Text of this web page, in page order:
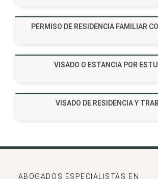
PERMISO DE RESIDENCIA FAMILIAR
VISADO O ESTANCIA POR
VISADO DE RESIDENCIA Y
ABOGADOS ESPECIALISTAS EN